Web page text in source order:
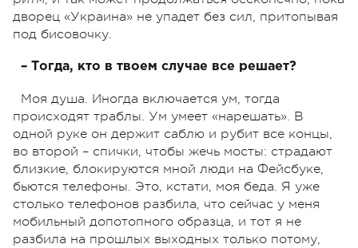
дворец «Украина» не упадет без сил, притопывая
под бисовочку.
– Тогда, кто в твоем случае все решает?
Моя душа. Иногда включается ум, тогда
происходят траблы. Ум умеет «нарешать». В
одной руке он держит саблю и рубит все концы,
во второй – спички, чтобы жечь мосты: страдают
близкие, блокируются мной люди на Фейсбуке,
бьются телефоны. Это, кстати, моя беда. Я уже
столько телефонов разбила, что сейчас у меня
мобильный допотопного образца, и тот я не
разбила на прошлых выходных только потому,